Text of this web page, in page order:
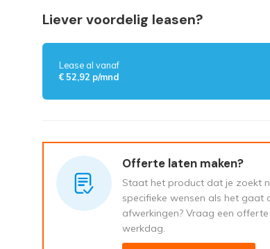
Liever voordelig leasen?
Lease al vanaf
€ 52,92 p/mnd
Offerte laten maken?
Staat het product dat je zoekt
specifieke wensen als het gaat
afwerkingen? Vraag een
werkdag.